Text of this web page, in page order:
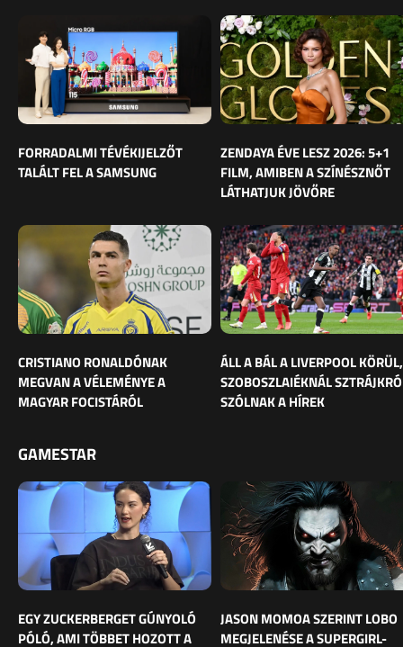
FORRADALMI TÉVÉKIJELZŐT
TALÁLT FEL A SAMSUNG
ZENDAYA ÉVE LESZ 2026: 5+1
FILM, AMIBEN A SZÍNÉSZNŐT
LÁTHATJUK JÖVŐRE
CRISTIANO RONALDÓNAK
MEGVAN A VÉLEMÉNYE A
MAGYAR FOCISTÁRÓL
ÁLL A BÁL A LIVERPOOL KÖRÜL,
SZOBOSZLAIÉKNÁL
SZÓLNAK A HÍREK
GAMESTAR
EGY ZUCKERBERGET GÚNYOLÓ
PÓLÓ, AMI TÖBBET HOZOTT A
JASON MOMOA SZERINT LOBO
MEGJELENÉSE A SUPERGIRL-